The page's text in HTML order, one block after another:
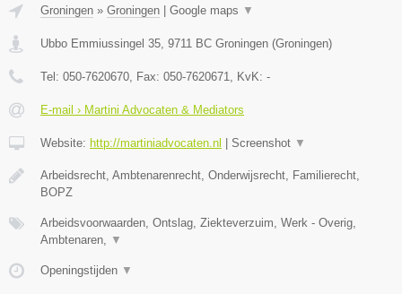
Groningen » Groningen Google maps ▼
Ubbo Emmiussingel 35 9711 BC Groningen (Groningen)
Tel: 050-7620670 , Fax: 050-7620671 , KvK: -
E-mail › Martini Advocaten & Mediators
Website: http://martiniadvocaten.nl Screenshot ▼
Arbeidsrecht, Ambtenarenrecht, Onderwijsrecht, Familierecht,
BOPZ
Arbeidsvoorwaarden, Ontslag, Ziekteverzuim, Werk - Overig,
Ambtenaren,
▼
Openingstijden ▼